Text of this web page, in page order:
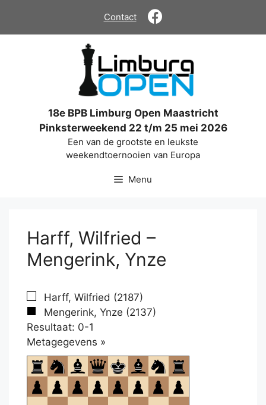
de
Contact
18e BPB Limburg Open Maastricht
Pinksterweekend 22 t/m 25 mei 2026
Een van de grootste en leukste
weekendtoernooien van Europa
Menu
Harff, Wilfried –
Mengerink, Ynze
Harff, Wilfried (2187)
Mengerink, Ynze (2137)
Resultaat: 0-1
Metagegevens »
om
te
openen.